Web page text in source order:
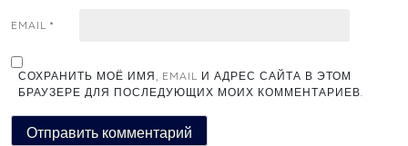
EMAIL *
СОХРАНИТЬ МОЁ ИМЯ, EMAIL И АДРЕС САЙТА В ЭТОМ
БРАУЗЕРЕ ДЛЯ ПОСЛЕДУЮЩИХ МОИХ КОММЕНТАРИЕВ.